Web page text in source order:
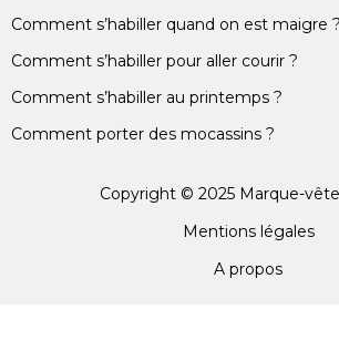
Comment s’habiller quand on est maigre ?
Comment s’habiller pour aller courir ?
Comment s’habiller au printemps ?
Comment porter des mocassins ?
Copyright © 2025 Marque-
Mentions légales
A propos